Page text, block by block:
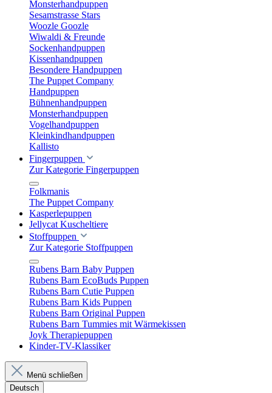
Monsterhandpuppen
Sesamstrasse Stars
Woozle Goozle
Wiwaldi & Freunde
Sockenhandpuppen
Kissenhandpuppen
Besondere Handpuppen
The Puppet Company
Handpuppen
Bühnenhandpuppen
Monsterhandpuppen
Vogelhandpuppen
Kleinkindhandpuppen
Kallisto
Fingerpuppen
Zur Kategorie Fingerpuppen
Folkmanis
The Puppet Company
Kasperlepuppen
Jellycat Kuscheltiere
Stoffpuppen
Zur Kategorie Stoffpuppen
Rubens Barn Baby Puppen
Rubens Barn EcoBuds Puppen
Rubens Barn Cutie Puppen
Rubens Barn Kids Puppen
Rubens Barn Original Puppen
Rubens Barn Tummies mit Wärmekissen
Joyk Therapiepuppen
Kinder-TV-Klassiker
Menü schließen
Deutsch